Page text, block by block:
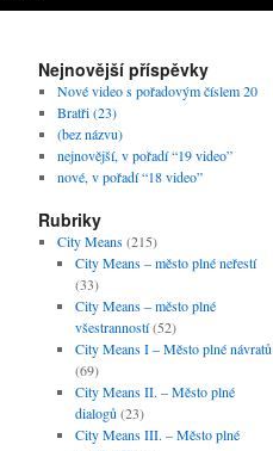
Nejnovější příspěvky
Nové video s pořadovým číslem 20
Bratři (23)
(bez názvu)
nejnovější, v pořadí “19 video”
nové, v pořadí “18 video”
Rubriky
City Means(215)
City Means – město plné neřestí
(33)
City Means – město plné
všestranností(52)
City Means I – Město plné návratů
(69)
City Means II. – Město plné
dialogů (23)
City Means III. – Město plné